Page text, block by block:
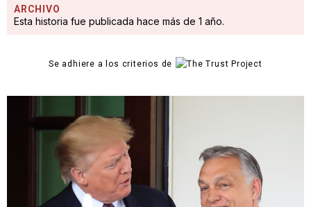
ARCHIVO
Esta historia fue publicada hace más de 1 año.
Se adhiere a los criterios de